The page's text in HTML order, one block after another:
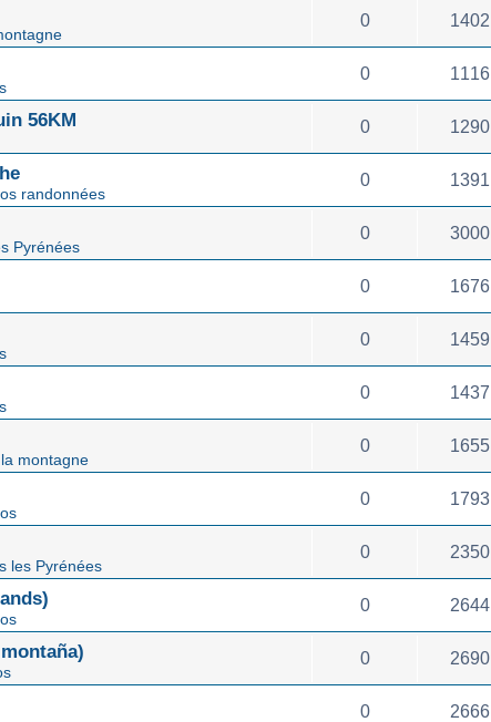
0 1402
0 1116
56KM 0 1290
randonnées
0 1391
Pyrénées
0 3000
0 1676
0 1459
0 1437
montagne
0 1655
0 1793
les Pyrénées
0 2350
0 2644
0 2690
0 2666